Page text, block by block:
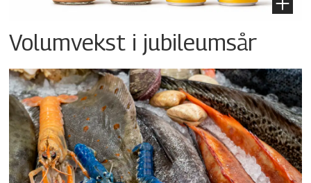
Volumvekst i jubileumsår